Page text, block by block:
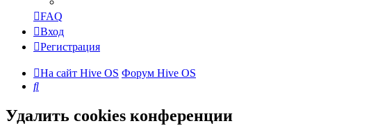
FAQ
Вход
Регистрация
На сайт Hive OS Форум Hive OS
Поиск
Удалить cookies конференции